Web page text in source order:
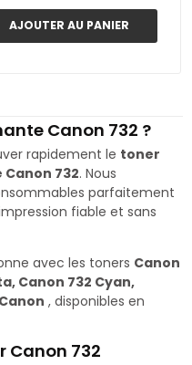
AJOUTER AU PANIER
Canon 732 ?
rapidement le toner
732. Nous
parfaitement
fiable et sans
avec les toners Canon
Canon 732 Cyan,
Canon , disponibles en
Canon 732